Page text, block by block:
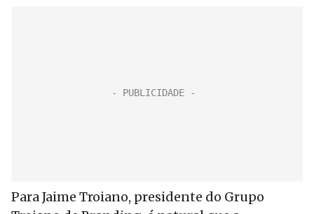
Para Jaime Troiano, presidente do Grupo